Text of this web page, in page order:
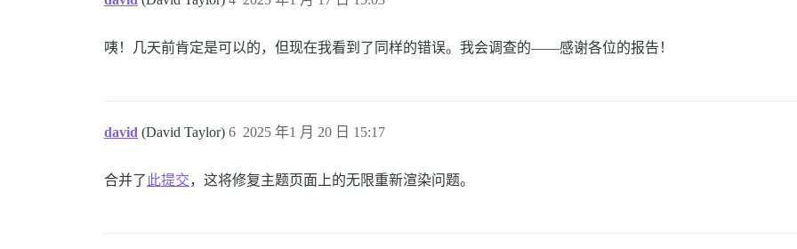
咦！几天前肯定是可以的，但现在我看到了同样的错误。我会调查的——感谢各位的报告！
david (David Taylor) 2025 年1 月 20 日 15:17
6
合并了 此提交，这将修复主题页面上的无限重新渲染问题。